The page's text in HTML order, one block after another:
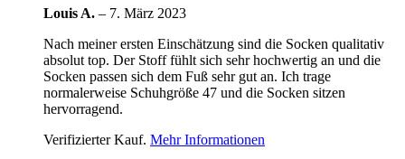
Louis A. – 7. März 2023
Nach meiner ersten Einschätzung sind die Socken qualitativ
absolut top. Der Stoff fühlt sich sehr hochwertig an und die
Socken passen sich dem Fuß sehr gut an. Ich trage
normalerweise Schuhgröße 47 und die Socken sitzen
hervorragend.
Verifizierter Kauf. Mehr Informationen